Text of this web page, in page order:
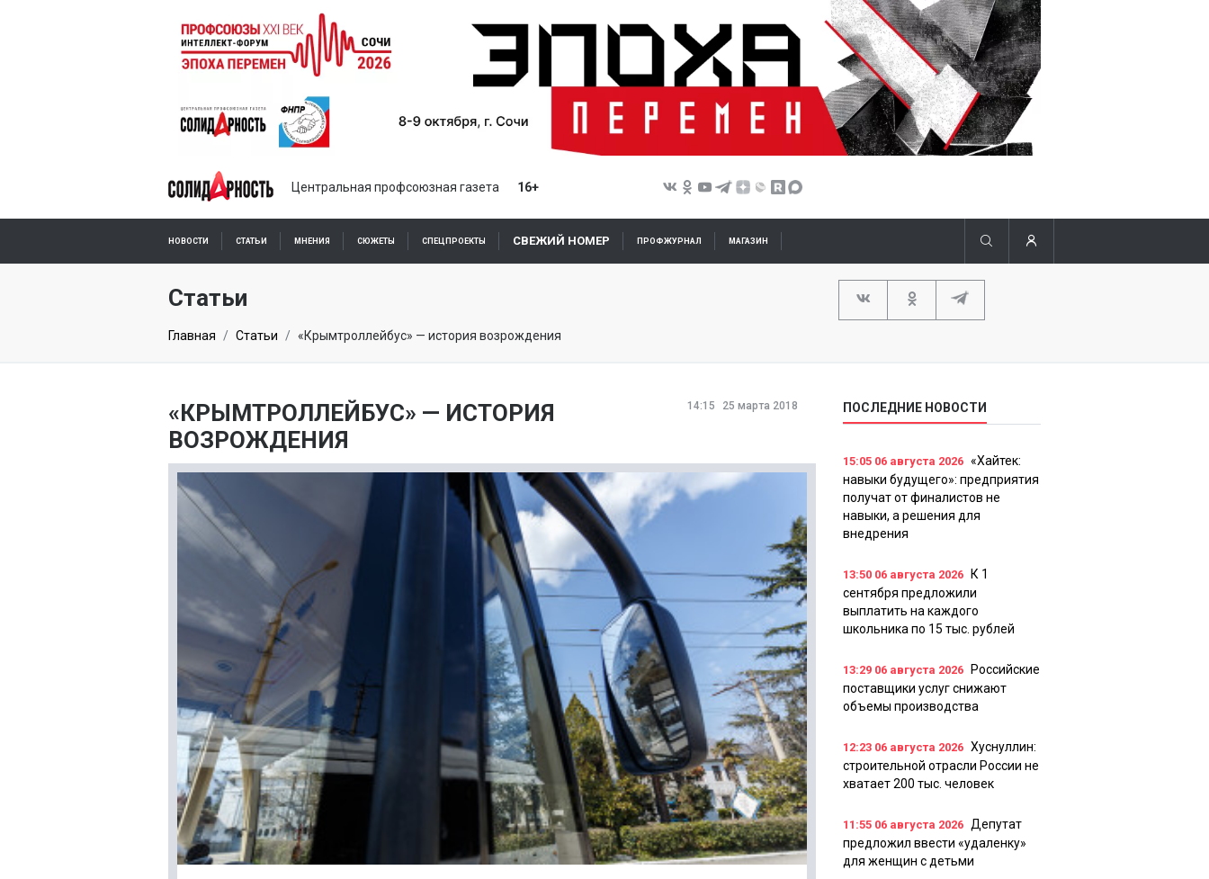
Центральная профсоюзная газета 16+
НОВОСТИ СТАТЬИ МНЕНИЯ СЮЖЕТЫ СПЕЦПРОЕКТЫ СВЕЖИЙ НОМЕР ПРОФЖУРНАЛ МАГАЗИН
Статьи
Главная Статьи «Крымтроллейбус» — история возрождения
14:15 25 марта 2018
«КРЫМТРОЛЛЕЙБУС» — ИСТОРИЯ
ВОЗРОЖДЕНИЯ
ПОСЛЕДНИЕ НОВОСТИ
15:05 06 августа 2026 «Хайтек:
навыки будущего»: предприятия
получат от финалистов не
навыки, а решения для
внедрения
13:50 06 августа 2026
К 1
сентября предложили
выплатить на каждого
школьника по 15 тыс. рублей
13:29 06 августа 2026
Российские
поставщики услуг снижают
объемы производства
12:23 06 августа 2026 Хуснуллин:
строительной отрасли России не
хватает 200 тыс. человек
11:55 06 августа 2026 Депутат
предложил ввести «удаленку»
для женщин с детьми